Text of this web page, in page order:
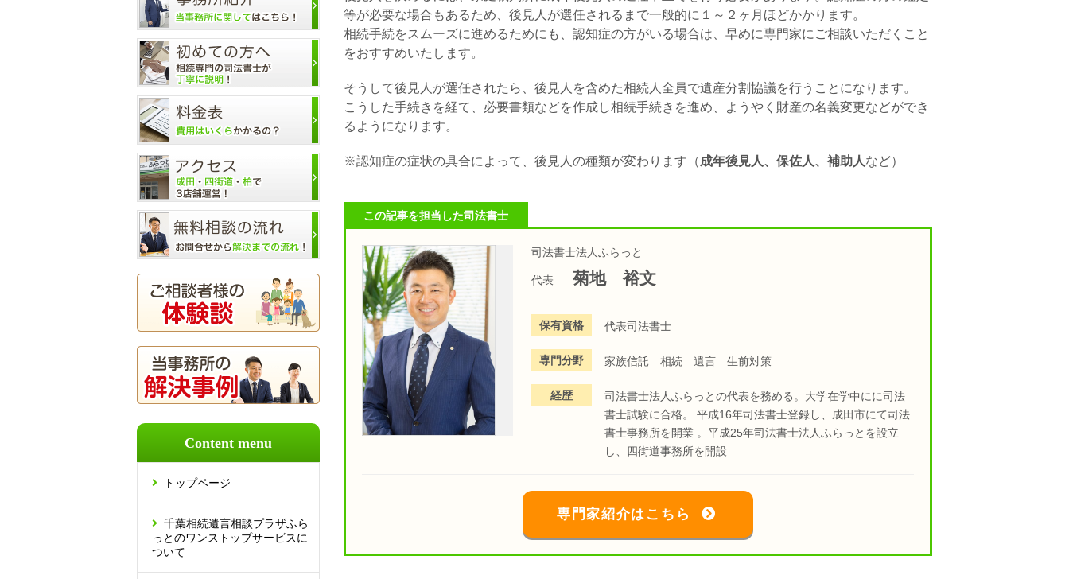
等が必要な場合もあるため、後見人が選任されるまで一般的に １～２ヶ月 ほどかかります。
相続手続をスムーズに進めるためにも、認知症の方がいる場合は、早めに専門家にご相談いただくこと
をおすすめいたします。
そうして後見人が選任されたら、後見人を含めた相続人全員で遺産分割協議を行うことになります。
こうした手続きを経て、必要書類などを作成し相続手続きを進め、ようやく財産の名義変更などができ
るようになります。
※認知症の症状の具合によって、後見人の種類が変わります（成年後見人、保佐人、補助人など）
この記事を担当した司法書士
司法書士法人ふらっと
代表 菊地 裕文
保有資格 代表司法書士
専門分野 家族信託 相続 遺言 生前対策
経歴
司法書士法人ふらっとの代表を務める。大学在学中にに司法
書士試験に合格。 平成16年司法書士登録し、成田市にて司法
書士事務所を開業 。平成25年司法書士法人ふらっとを設立
し、四街道事務所を開設
専門家紹介はこちら
Content menu
トップページ
千葉相続遺言相談プラザふら
っとのワンストップサービスに
ついて